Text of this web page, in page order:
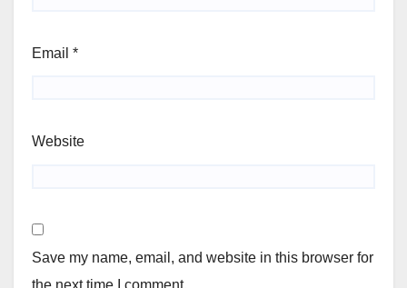
Email *
Website
Save my name, email, and website in this browser for
the next time I comment.